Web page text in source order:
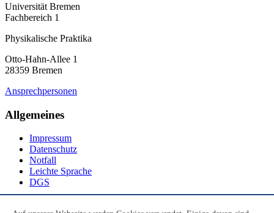
Universität Bremen
Fachbereich 1
Physikalische Praktika
Otto-Hahn-Allee 1
28359 Bremen
Ansprechpersonen
Allgemeines
Impressum
Datenschutz
Notfall
Leichte Sprache
DGS